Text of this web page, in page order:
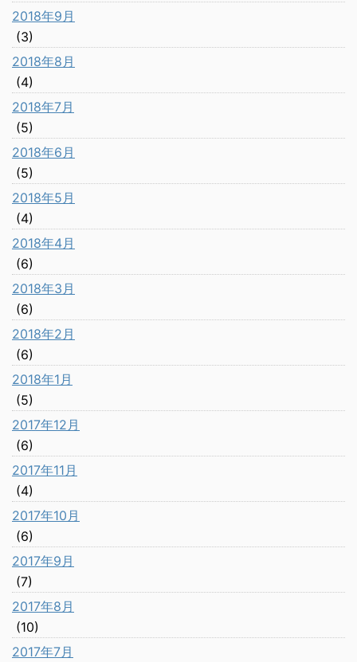
2018年9月
(3)
2018年8月
(4)
2018年7月
(5)
2018年6月
(5)
2018年5月
(4)
2018年4月
(6)
2018年3月
(6)
2018年2月
(6)
2018年1月
(5)
2017年12月
(6)
2017年11月
(4)
2017年10月
(6)
2017年9月
(7)
2017年8月
(10)
2017年7月